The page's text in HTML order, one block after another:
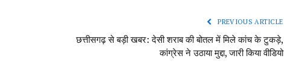
PREVIOUS ARTICLE
छत्तीसगढ़ से बड़ी खबर: देसी शराब की बोतल में मिले कांच के टुकड़े,
कांग्रेस ने उठाया मुद्दा, जारी किया वीडियो